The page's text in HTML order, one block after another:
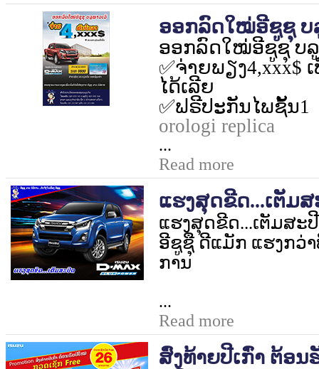
ອອກລົດໃໝ່ອີຊູຊຸ ບ
ອອກລົດໃໝ່ອີຊູຊຸ ບ
✅ຈ່າຍພຽງ4,xxx$
ໄດ້ເລີຍ
✅ຟຣີປະກັນໄພຊັ້ນ1
orologi replica
...
Read more
ແຮງສຸດຂີດ...ເຕັມ
ແຮງສຸດຂີດ...ເຕັມສະ
ອີຊູຊຸື ດີແມັກ ແຮງກວ່
ການ
...
Read more
ສົ່ງທ້າຍປີເກົ່າ ຕ້ອ